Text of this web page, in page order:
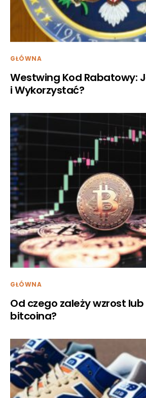
GŁÓWNA
Westwing Kod Rabatowy:
i Wykorzystać?
GŁÓWNA
Od czego zależy wzrost
bitcoina?